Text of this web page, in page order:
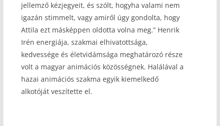
jellemző kézjegyeit, és szólt, hogyha valami nem
igazán stimmelt, vagy amiről úgy gondolta, hogy
Attila ezt másképpen oldotta volna meg.” Henrik
Irén energiája, szakmai elhivatottsága,
kedvessége és életvidámsága meghatározó része
volt a magyar animációs közösségnek. Halálával a
hazai animációs szakma egyik kiemelkedő
alkotóját veszítette el.